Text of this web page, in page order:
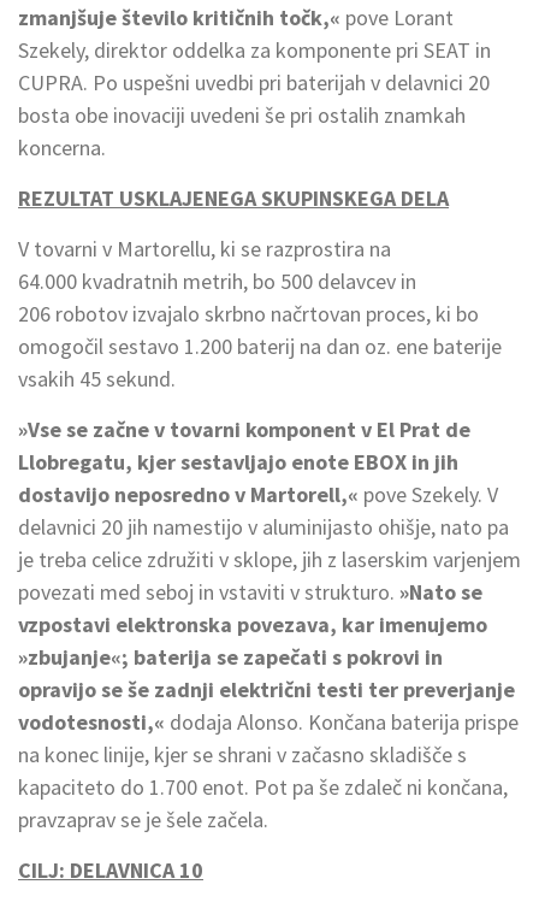
zmanjšuje število kritičnih točk,« pove Lorant
Szekely, direktor oddelka za komponente pri SEAT in
CUPRA. Po uspešni uvedbi pri baterijah v delavnici 20
bosta obe inovaciji uvedeni še pri ostalih znamkah
koncerna.
REZULTAT USKLAJENEGA SKUPINSKEGA DELA
V tovarni v Martorellu, ki se razprostira na
64.000 kvadratnih metrih, bo 500 delavcev in
206 robotov izvajalo skrbno načrtovan proces, ki bo
omogočil sestavo 1.200 baterij na dan oz. ene baterije
vsakih 45 sekund.
»Vse se začne v tovarni komponent v El Prat de
Llobregatu, kjer sestavljajo enote EBOX in jih
dostavijo neposredno v Martorell,« pove Szekely. V
delavnici 20 jih namestijo v aluminijasto ohišje, nato pa
je treba celice združiti v sklope, jih z laserskim varjenjem
povezati med seboj in vstaviti v strukturo. »Nato se
vzpostavi elektronska povezava, kar imenujemo
»zbujanje«; baterija se zapečati s pokrovi in
opravijo se še zadnji električni testi ter preverjanje
vodotesnosti,« dodaja Alonso. Končana baterija prispe
na konec linije, kjer se shrani v začasno skladišče s
kapaciteto do 1.700 enot. Pot pa še zdaleč ni končana,
pravzaprav se je šele začela.
CILJ: DELAVNICA 10